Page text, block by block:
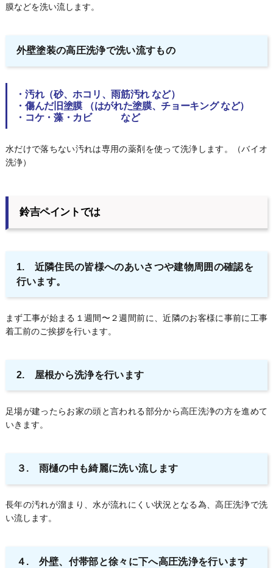
膜などを洗い流します。
外壁塗装の高圧洗浄で洗い流すもの
・汚れ（砂、ホコリ、雨筋汚れ など）
・傷んだ旧塗膜 （はがれた塗膜、チョーキング など）
・コケ・藻・カビなど
水だけで落ちない汚れは専用の薬剤を使って洗浄します。（バイオ
洗浄）
鈴吉ペイントでは
1. 近隣住民の皆様へのあいさつや建物周囲の確認を
行います。
まず工事が始まる１週間〜２週間前に、近隣のお客様に事前に工事
着工前のご挨拶を行います。
2. 屋根から洗浄を行います
足場が建ったらお家の頭と言われる部分から高圧洗浄の方を進めて
いきます。
３. 雨樋の中も綺麗に洗い流します
長年の汚れが溜まり、水が流れにくい状況となる為、高圧洗浄で洗
い流します。
４. 外壁、付帯部と徐々に下へ高圧洗浄を行います